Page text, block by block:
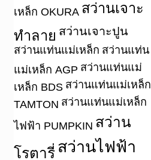
เหล็ก OKURA สว่านเจาะ
ทำลาย สว่านเจาะปูน
สว่านแท่นแม่เหล็ก สว่านแท่น
แม่เหล็ก AGP สว่านแท่นแม่
เหล็ก BDS สว่านแท่นแม่เหล็ก
TAMTON สว่านแท่นแม่เหล็ก
ไฟฟ้า PUMPKIN สว่าน
โรตารี่ สว่านไฟฟ้า